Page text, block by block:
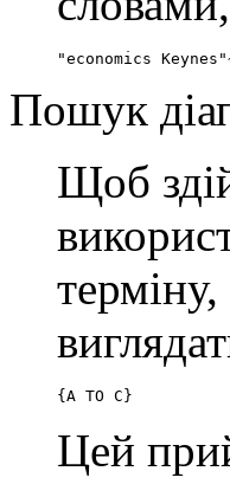
"economics
Пошук
Щоб
{A TO C}
Цей